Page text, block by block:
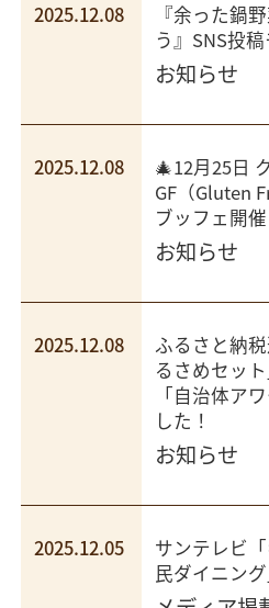
2025.12.08
『余った鍋
う』SNS投
お知らせ
2025.12.08
🎄12月25日
GF（Gluten
ブッフェ開催
お知らせ
2025.12.08
ふるさと納
るさめセッ
「自治体ア
した！
お知らせ
2025.12.05
サンテレビ
民ダイニン